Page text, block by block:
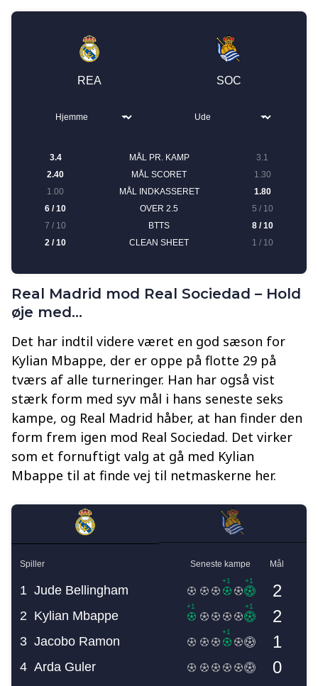
Real Madrid mod Real Sociedad – Hold
øje med…
Det har indtil videre været en god sæson for
Kylian Mbappe, der er oppe på flotte 29 på
tværs af alle turneringer. Han har også vist
stærk form med syv mål i hans seneste seks
kampe, og Real Madrid håber, at han finder den
form frem igen mod Real Sociedad. Det virker
som et fornuftigt valg at gå med Kylian
Mbappe til at finde vej til netmaskerne her.